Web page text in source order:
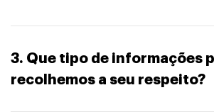
3. Que tipo de informações pessoais
recolhemos a seu respeito?